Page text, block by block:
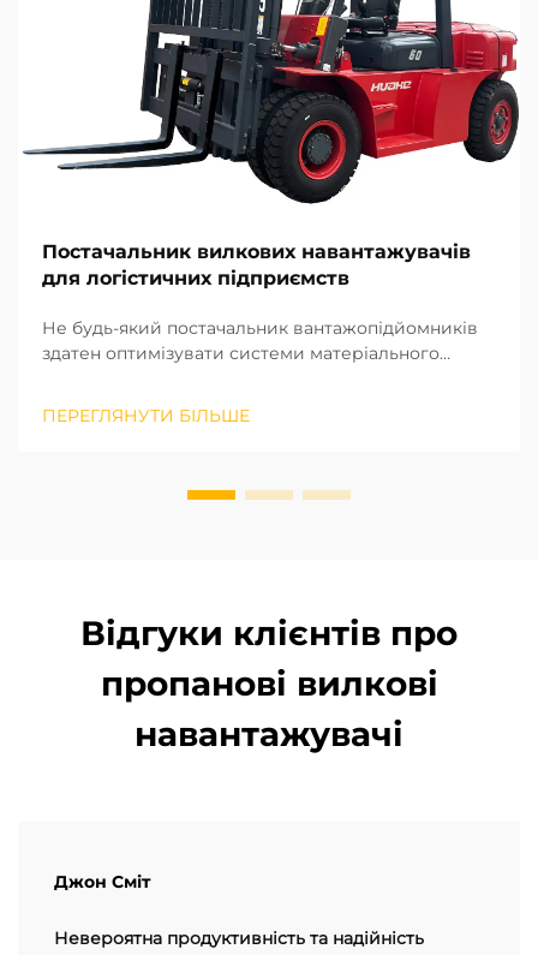
Постачальник вилкових навантажувачів
для логістичних підприємств
Не будь-який постачальник вантажопідйомників
здатен оптимізувати системи матеріального
з нашого багаторічного досвіду реалізації
ПЕРЕГЛЯНУТИ БІЛЬШЕ
Відгуки клієнтів про
пропанові вилкові
навантажувачі
Джон Сміт
Невероятна продуктивність та надійність